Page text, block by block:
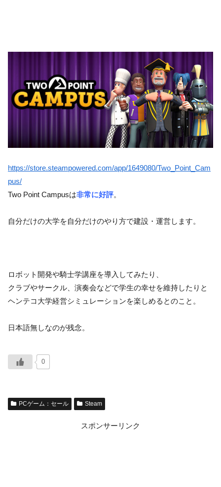
https://store.steampowered.com/app/1649080/Two_Point_Cam
pus/
Two Point Campusは非常に好評。
自分だけの大学を自分だけのやり方で建設・運営します。
ロボット開発や騎士学講座を導入してみたり、
クラブやサークル、演奏会などで学生の幸せを維持したりと
ヘンテコ大学経営シミュレーションを楽しめるとのこと。
日本語無しなのが残念。
0
PCゲーム：セール Steam
スポンサーリンク